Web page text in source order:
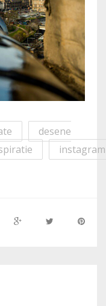
desene
instagram